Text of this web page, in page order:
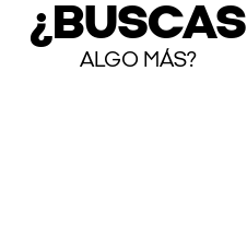
¿BUSCAS
ALGO MÁS?